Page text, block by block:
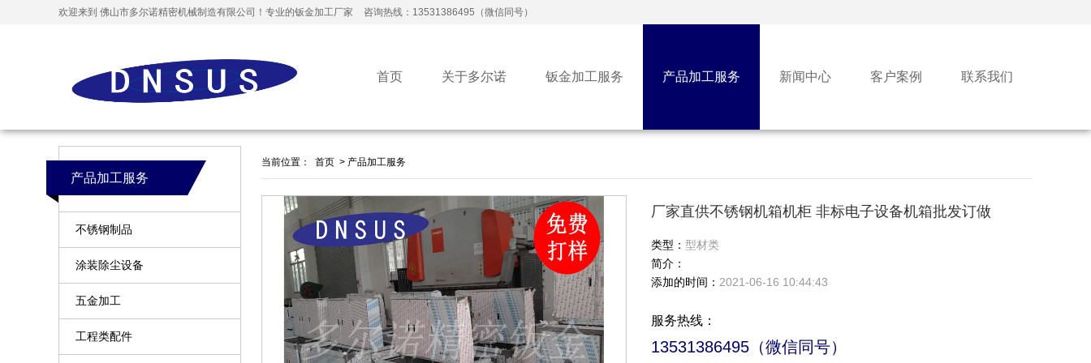
欢迎来到 佛山市多尔诺精密机械制造有限公司！专业的钣金加工厂家 咨询热线：13531386495（微信同号）
首页 关于多尔诺 钣金加工服务 产品加工服务 新闻中心 客户案例 联系我们
产品加工服务
不锈钢制品
涂装除尘设备
五金加工
工程类配件
当前位置： 首页 > 产品加工服务
厂家直供不锈钢机箱机柜 非标电子设备机箱批发订做
类型： 型材类
简介：
添加的时间： 2021-06-16 10:44:43
服务热线：
13531386495（微信同号）